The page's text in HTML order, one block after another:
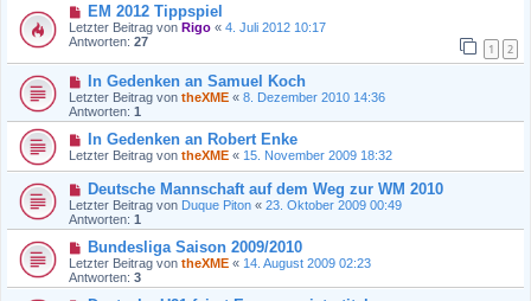
EM 2012 Tippspiel
Letzter Beitrag von Rigo « 4. Juli 2012 10:17
Antworten: 27 1 2
In Gedenken an Samuel Koch
Letzter Beitrag von theXME « 8. Dezember 2010 14:36
Antworten: 1
In Gedenken an Robert Enke
Letzter Beitrag von theXME « 15. November 2009 18:32
Deutsche Mannschaft auf dem Weg zur WM 2010
Letzter Beitrag von Duque Piton « 23. Oktober 2009 00:49
Antworten: 1
Bundesliga Saison 2009/2010
Letzter Beitrag von theXME « 14. August 2009 02:23
Antworten: 3